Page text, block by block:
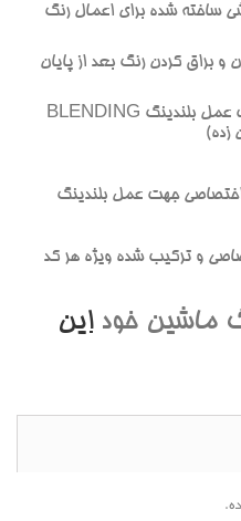
شده براي اعمال رنگ
براق کردن رنگ بعد از پايان
پارچه مخصوص سفارشي جهت عمل بلندينگ BLENDING
زده)
جهت عمل بلندينگ
و ترکيب شده ويژه هر کد
ماشين خوداين